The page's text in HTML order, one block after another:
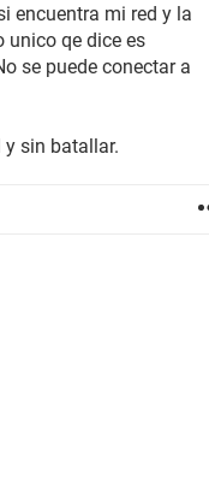
encuentra mi red y la
unico qe dice es
se puede conectar a
y sin batallar.